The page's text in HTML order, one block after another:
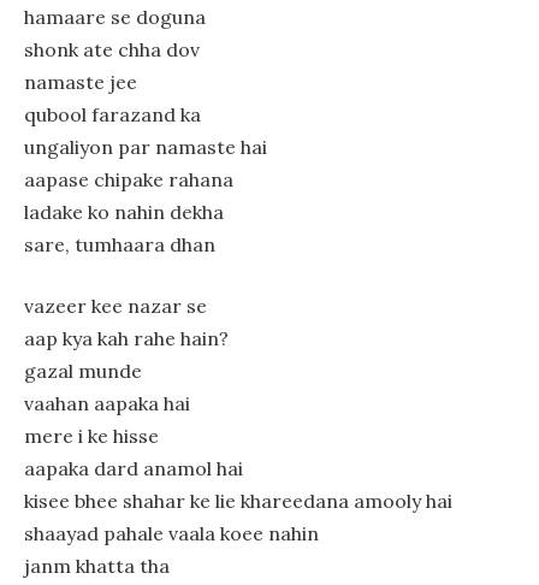
hamaare se doguna
shonk ate chha dov
namaste jee
qubool farazand ka
ungaliyon par namaste hai
aapase chipake rahana
ladake ko nahin dekha
sare, tumhaara dhan
vazeer kee nazar se
aap kya kah rahe hain?
gazal munde
vaahan aapaka hai
mere i ke hisse
aapaka dard anamol hai
kisee bhee shahar ke lie khareedana amooly hai
shaayad pahale vaala koee nahin
janm khatta tha